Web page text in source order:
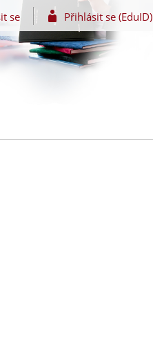
se Přihlásit se (EduID)